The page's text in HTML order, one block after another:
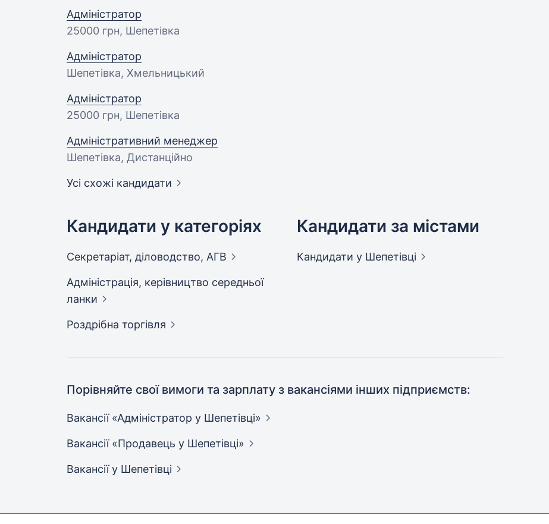
Адміністратор
25000 грн, Шепетівка
Адміністратор
Шепетівка, Хмельницький
Адміністратор
25000 грн, Шепетівка
Адміністративний менеджер
Шепетівка, Дистанційно
Усі схожі кандидати
Кандидати у категоріях
Секретаріат, діловодство, АГВ
Адмiнiстрацiя, керівництво середньої
ланки
Роздрібна торгівля
Кандидати за містами
Кандидати у Шепетівці
Порівняйте свої вимоги та зарплату з вакансіями інших підприємств:
Вакансії «Адміністратор у Шепетівці»
Вакансії «Продавець у Шепетівці»
Вакансіїу Шепетівці